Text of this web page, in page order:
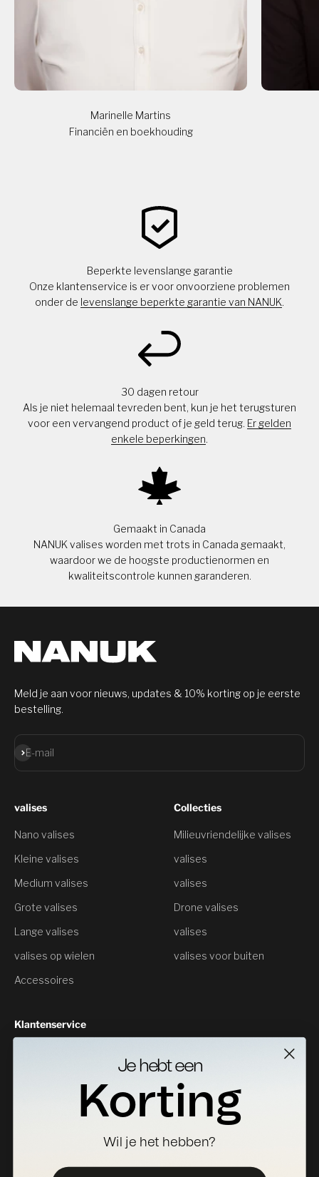
Marinelle Martins
Financiën en boekhouding
Beperkte levenslange garantie
Onze klantenservice is er voor onvoorziene problemen
onder de levenslange beperkte garantie van NANUK.
30 dagen retour
Als je niet helemaal tevreden bent, kun je het terugsturen
voor een vervangend product of je geld terug. Er gelden
enkele beperkingen.
Gemaakt in Canada
NANUK valises worden met trots in Canada gemaakt,
waardoor we de hoogste productienormen en
kwaliteitscontrole kunnen garanderen.
Meld je aan voor nieuws, updates & 10% korting op je eerste
bestelling.
E-mail
Aanmelden
valises
Nano valises
Kleine valises
Medium valises
Grote valises
Lange valises
valises op wielen
Accessoires
Collecties
Milieuvriendelijke valises
valises
valises
Drone valises
valises
valises voor buiten
Klantenservice
Specificaties Downloads
Distributeur worden
Registreer uw valise
Je hebt een
Korting
Wil je het hebben?